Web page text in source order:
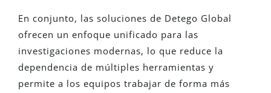
En conjunto, las soluciones de Detego Global
ofrecen un enfoque unificado para las
investigaciones modernas, lo que reduce la
dependencia de múltiples herramientas y
permite a los equipos trabajar de forma más